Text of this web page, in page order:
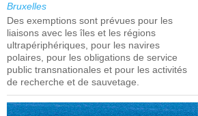
Bruxelles
Des exemptions sont prévues pour les
liaisons avec les îles et les régions
ultrapériphériques, pour les navires
polaires, pour les obligations de service
public transnationales et pour les activités
de recherche et de sauvetage.